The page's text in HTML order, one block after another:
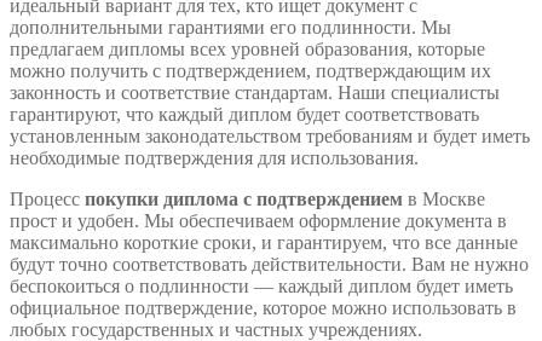
идеальный вариант для тех, кто ищет документ с
дополнительными гарантиями его подлинности. Мы
предлагаем дипломы всех уровней образования, которые
можно получить с подтверждением, подтверждающим их
законность и соответствие стандартам. Наши специалисты
гарантируют, что каждый диплом будет соответствовать
установленным законодательством требованиям и будет иметь
необходимые подтверждения для использования.
Процесс покупки диплома с подтверждением в Москве
прост и удобен. Мы обеспечиваем оформление документа в
максимально короткие сроки, и гарантируем, что все данные
будут точно соответствовать действительности. Вам не нужно
беспокоиться о подлинности — каждый диплом будет иметь
официальное подтверждение, которое можно использовать в
любых государственных и частных учреждениях.